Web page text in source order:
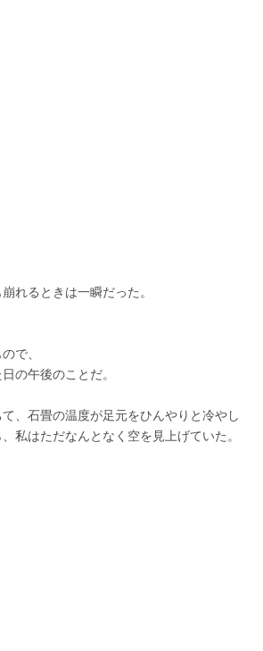
れるときは一瞬だった。
で、
の午後のことだ。
、石畳の温度が足元をひんやりと冷やし
私はただなんとなく空を見上げていた。